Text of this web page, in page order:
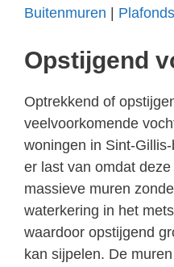
Buitenmuren
Plafonds
Opstijgend
Optrekkend of
veelvoorkomende
woningen in Sint-
er last van omdat
massieve muren
waterkering in het
waardoor opstijgend
kan sijpelen. De